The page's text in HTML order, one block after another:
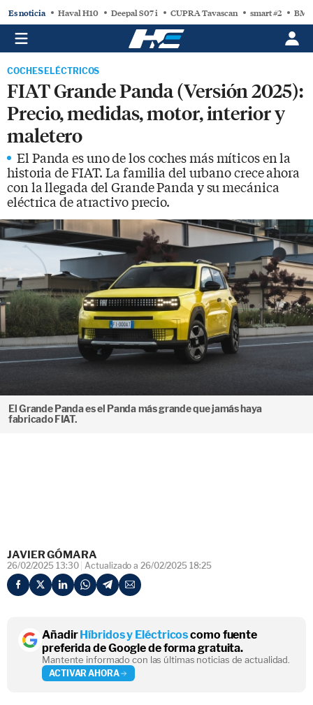
Es noticia Haval H10 Deepal S07 i CUPRA Tavascan smart #2
COCHES ELÉCTRICOS
FIAT Grande Panda (Versión 2025):
Precio, medidas, motor, interior y
maletero
El Panda es uno de los coches más míticos en la
historia de FIAT. La familia del urbano crece ahora
con la llegada del Grande Panda y su mecánica
eléctrica de atractivo precio.
El Grande Panda es el Panda más grande que jamás haya
fabricado FIAT.
JAVIER GÓMARA
26/02/2025 13:30 Actualizado a 26/02/2025 18:25
AñadirHíbridos y Eléctricoscomo fuente
preferida de Google de forma gratuita.
Mantente informado con las últimas noticias de actualidad.
ACTIVAR AHORA